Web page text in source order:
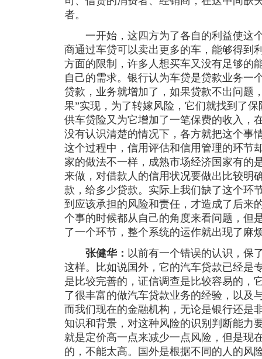
者。
一开始，这四方为了各自的利益使这
商通过车贷可以卖出更多的车，能够得到
方面的限制，许多人想买车又没有足够的
自己的需求。银行认为车贷是贷款业务一
贷款，业务就增加了，如果贷款不出问题
果”实现，为了转嫁风险，它们就找到了
供车贷险又为它增加了一笔保费的收入，
没有认识清楚的情况下，各方就把这个事
这个过程中，信用评估和信用管理的环节
家的做法不一样，成熟市场经济国家有的
来做，对借款人的信用状况要做出比较明
款，给多少贷款。实际上我们缺了这个环
到应该承担的风险和责任，才造成了后来
个事的时候都从自己的角度来看问题，但
了一个环节，整个系统的运作就出现了麻
张健华： 以前有一个错误的认识，保
这样。比如说国外，它的汽车贷款已经是
是比较完善的，证信调查是比较容易的，
了很丰富的做汽车贷款业务的经验，以及
而我们现在的金融机构，无论是银行还是
知识和背景，对这种风险的识别判断能力
就是定价高一点来减少一点风险，但是现
的，不能太高。国外是根据不同的人的风